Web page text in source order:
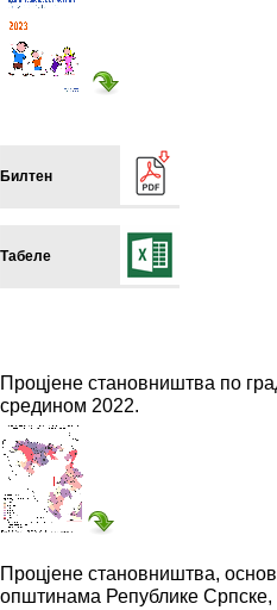
Билтен
Табеле
Процјене становништва по
средином 2022.
Процјене становништва,
општинама Републике